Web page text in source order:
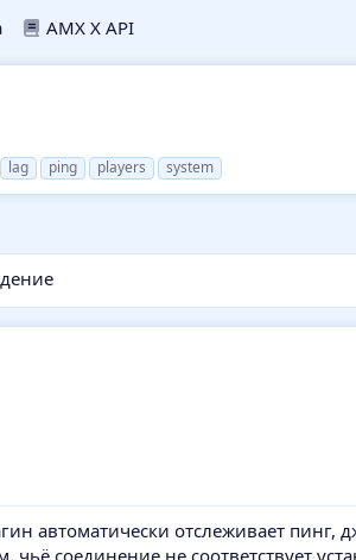
AMX X API
lag ping players system
автоматически отслеживает пинг,
соединение не соответствует